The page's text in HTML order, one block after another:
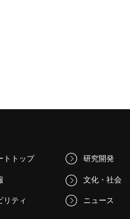
トトップ
リティ
研究開発
文化・社会
ニュース